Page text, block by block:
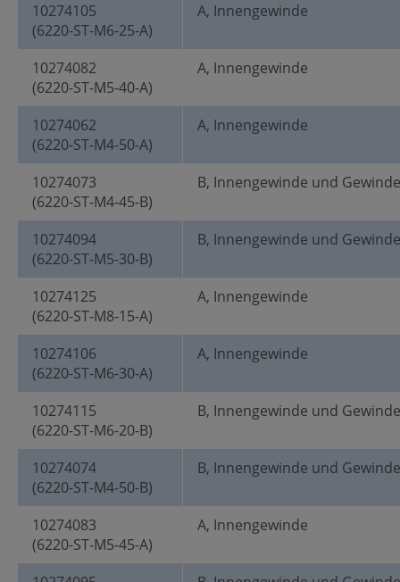
10274105
(6220-ST-M6-25-A)
A, Innengewinde
10274082
(6220-ST-M5-40-A)
A, Innengewinde
10274062
(6220-ST-M4-50-A)
A, Innengewinde
10274073
(6220-ST-M4-45-B)
B, Innengewinde und
10274094
(6220-ST-M5-30-B)
B, Innengewinde und
10274125
(6220-ST-M8-15-A)
A, Innengewinde
10274106
(6220-ST-M6-30-A)
A, Innengewinde
10274115
(6220-ST-M6-20-B)
B, Innengewinde und
10274074
(6220-ST-M4-50-B)
B, Innengewinde und
10274083
(6220-ST-M5-45-A)
A, Innengewinde